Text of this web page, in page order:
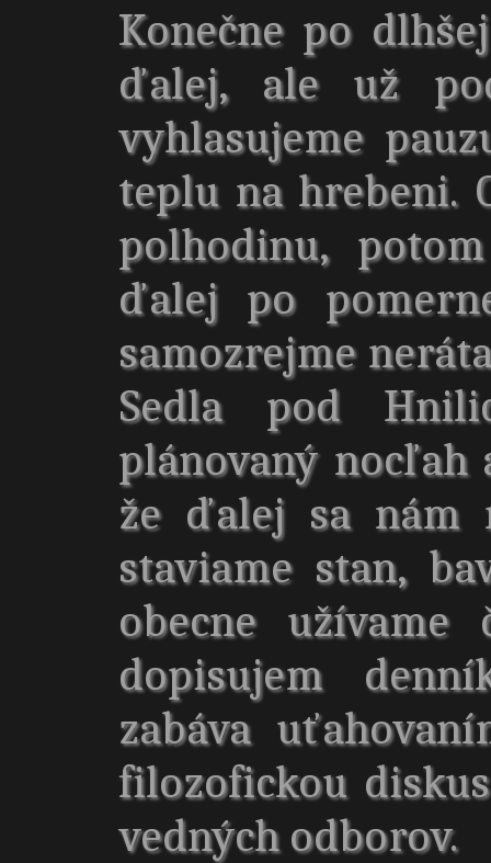
Konečne po
ďalej, ale už
vyhlasujeme
teplu na hrebeni.
polhodinu,
ďalej po
samozrejme
Sedla pod
plánovaný nocľah
že ďalej sa nám
staviame stan,
obecne
dopisujem
zabáva
filozofickou
vedných odborov.